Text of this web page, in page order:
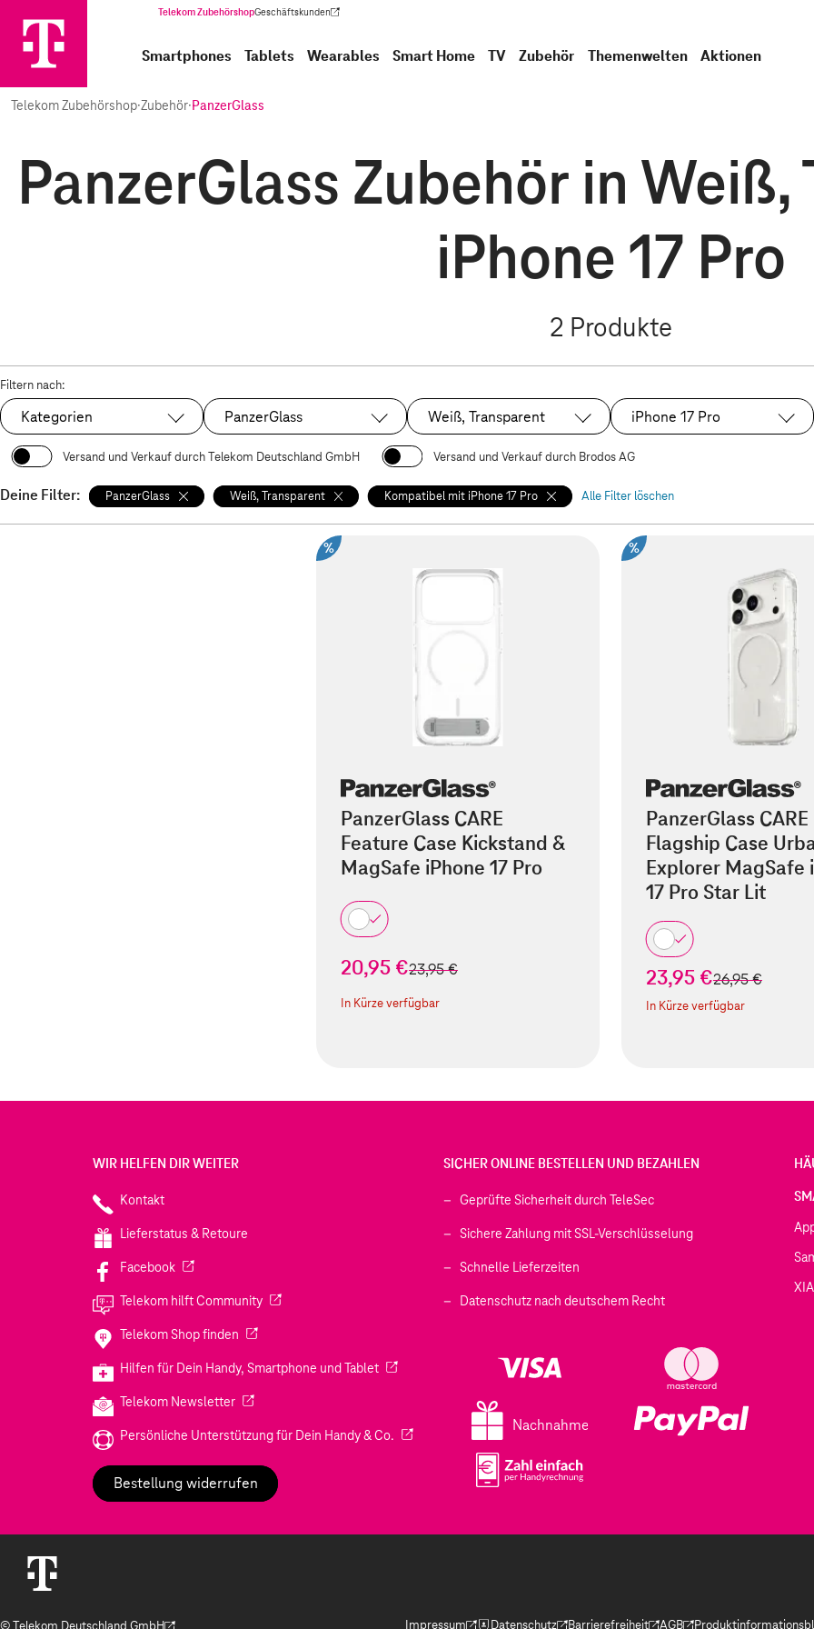
Telekom ZubehörshopGeschäftskunden
(Wird in einem neuen Tab geöffnet)
Smartphones Tablets Wearables Smart Home TV Zubehör Themenwelten Aktionen
Telekom Zubehörshop·Zubehör·PanzerGlass
PanzerGlass Zubehör in
iPhone 17 Pro
2 Produkte
Filtern nach:
Kategorien Ausgewählt:
PanzerGlass Ausgewählt:
Weiß, Transparent Ausgewählt:
iPhone 17 Pro
Versand und Verkauf durch Telekom Deutschland GmbH Versand und Verkauf durch Brodos AG
Deine Filter: PanzerGlass Weiß, Transparent Kompatibel mit iPhone 17 Pro Alle Filter löschen
%
PanzerGlass CARE
Feature Case Kickstand &
MagSafe iPhone 17 Pro
20,95 €statt
23,95 €
In Kürze verfügbar
%
PanzerGlass CARE
Flagship Case
Explorer MagSafe
17 Pro Star Lit
23,95 €statt
26,95 €
In Kürze verfügbar
WIR HELFEN DIR WEITER
Kontakt
Lieferstatus & Retoure
Facebook(Wird in einem neuen Tab geöffnet)
Telekom hilft Community(Wird in einem neuen Tab geöffnet)
Telekom Shop finden (Wird in einem neuen Tab geöffnet)
Hilfen für Dein Handy, Smartphone und Tablet(Wird in einem neuen Tab geöffnet)
Telekom Newsletter(Wird in einem neuen Tab geöffnet)
Persönliche Unterstützung für Dein Handy & Co. (Wird in einem neuen Tab geöffnet)
Bestellung widerrufen
SICHER ONLINE BESTELLEN UND BEZAHLEN
Geprüfte Sicherheit durch TeleSec
Sichere Zahlung mit SSL-Verschlüsselung
Schnelle Lieferzeiten
Datenschutz nach deutschem Recht
Nachnahme
Impressum Datenschutz Barrierefreiheit AGB